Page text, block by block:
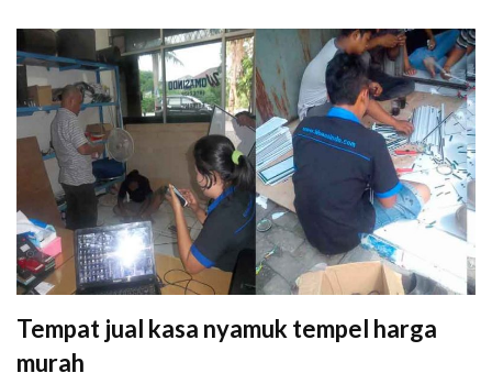
Tempat jual kasa nyamuk tempel harga
murah